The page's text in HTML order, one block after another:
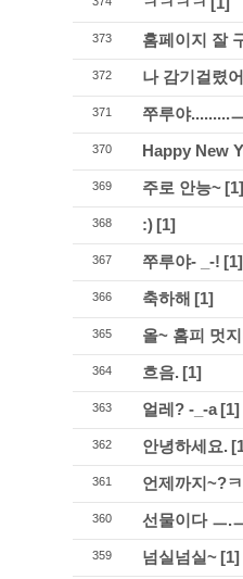
373 홈페이지 잘
372 나 감기걸렸어
371 쭈루야.........
370 Happy New
369 주로 안능~[1]
368 :)[1]
367 쭈루야- _-! [1]
366 축하해 [1]
365 올~ 홈피 멋
364 흐음.[1]
363 얼레? -_-a[1]
362 안녕하세요.
361 언제까지~?
360 선물이다 ㅡ.
359 넘실넘실~[1]